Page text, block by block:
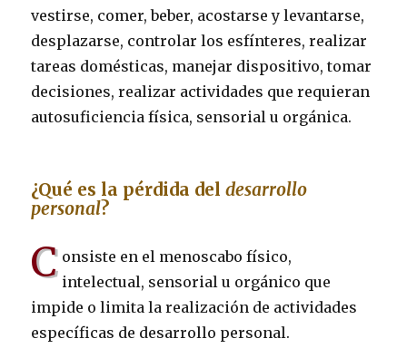
vestirse, comer, beber, acostarse y levantarse,
desplazarse, controlar los esfínteres, realizar
tareas domésticas, manejar dispositivo, tomar
decisiones, realizar actividades que requieran
autosuficiencia física, sensorial u orgánica.
¿Qué es la pérdida deldesarrollo
personal?
C onsiste en el menoscabo físico,
intelectual, sensorial u orgánico que
impide o limita la realización de actividades
específicas de desarrollo personal.